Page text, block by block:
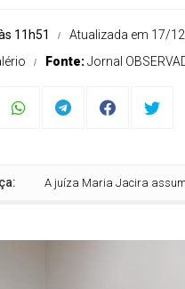
11h51
Atualizada em 17/
Fonte:Jornal
A juíza Maria Jacira assume o